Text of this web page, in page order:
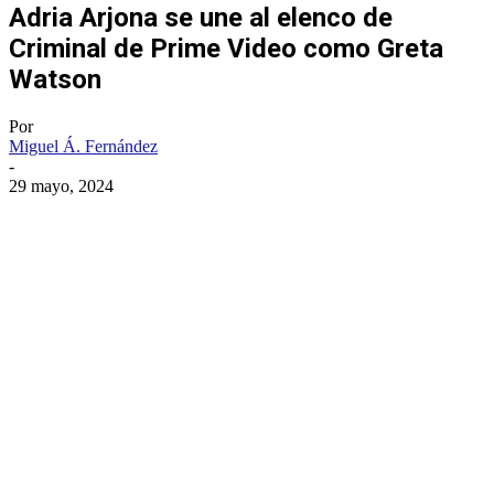
Adria Arjona se une al elenco de
Criminal de Prime Video como Greta
Watson
Por
Miguel Á. Fernández
-
29 mayo, 2024